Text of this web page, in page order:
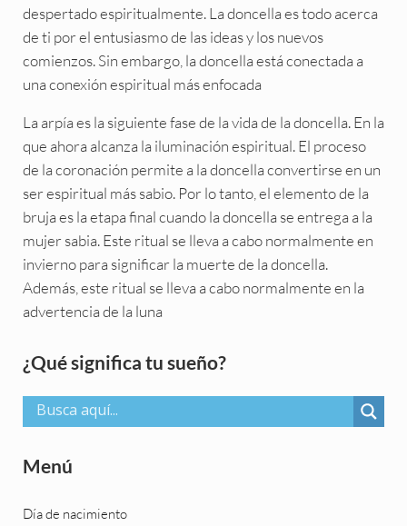
despertado espiritualmente. La doncella es todo acerca
de ti por el entusiasmo de las ideas y los nuevos
comienzos. Sin embargo, la doncella está conectada a
una conexión espiritual más enfocada
La arpía es la siguiente fase de la vida de la doncella. En la
que ahora alcanza la iluminación espiritual. El proceso
de la coronación permite a la doncella convertirse en un
ser espiritual más sabio. Por lo tanto, el elemento de la
bruja es la etapa final cuando la doncella se entrega a la
mujer sabia. Este ritual se lleva a cabo normalmente en
invierno para significar la muerte de la doncella.
Además, este ritual se lleva a cabo normalmente en la
advertencia de la luna
Sidebar
¿Qué significa tu sueño?
Menú
Día de nacimiento